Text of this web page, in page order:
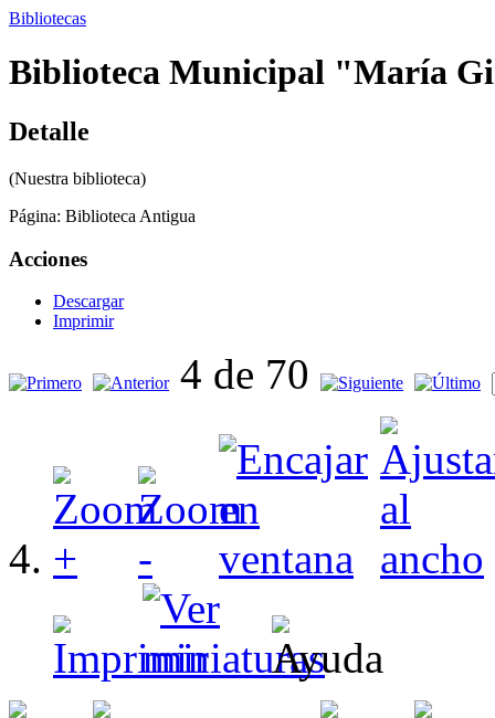
Bibliotecas
Biblioteca Municipal "María
Detalle
(Nuestra biblioteca)
Página: Biblioteca Antigua
Acciones
Descargar
Imprimir
4 de 70